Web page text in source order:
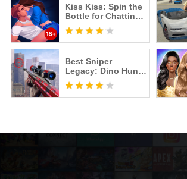
Kiss Kiss: Spin the
Bottle for Chatting
& Fun
Best Sniper
Legacy: Dino Hunt
& Shooter 3D